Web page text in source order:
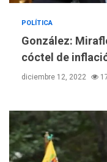
POLÍTICA
González:
cóctel de
diciembre 12, 2022